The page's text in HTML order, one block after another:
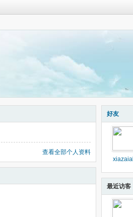
查看全部个人资料
好友
xiazaiall
最近访客